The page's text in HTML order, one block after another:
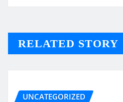
RELATED STORY
UNCATEGORIZED